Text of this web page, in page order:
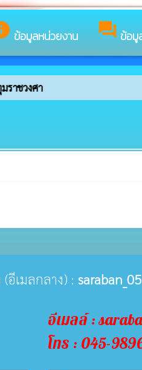
ข้อมูลหน่วยงาน forum ข้อมู
าชวงศา
เมลกลาง) :
อีเมลล์ :
โทร : 045-